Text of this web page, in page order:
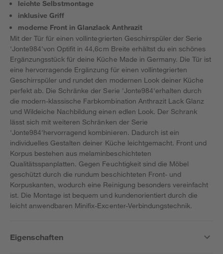
leichte Selbstmontage
inklusive Griff
moderne Front in Glanzlack Anthrazit
Mit der Tür für einen vollintegrierten Geschirrspüler der Serie
'Jonte984'von Optifit in 44,6cm Breite erhältst du ein schönes
Ergänzungsstück für deine Küche Made in Germany. Die Tür ist
eine hervorragende Ergänzung für einen vollintegrierten
Geschirrspüler und rundet den modernen Look deiner Küche
perfekt ab. Die Schränke der Serie 'Jonte984'erhalten durch
die modern-klassische Farbkombination Anthrazit Lack Glanz
und Wildeiche Nachbildung einen edlen Look. Der Schrank
lässt sich mit weiteren Schränken der Serie
'Jonte984'hervorragend kombinieren. Dadurch ist ein
individuelles Gestalten deiner Küche leichtgemacht. Front und
Korpus bestehen aus melaminbeschichteten
Qualitätsspanplatten. Gegen Feuchtigkeit sind die Möbel
geschützt durch die rundum beschichteten Front- und
Korpuskanten, wodurch eine Reinigung besonders vereinfacht
ist. Die Montage ist bequem und kundenorientiert durch die
leicht anwendbaren Minifix-Excenter-Verbindungstechnik.
Eigenschaften